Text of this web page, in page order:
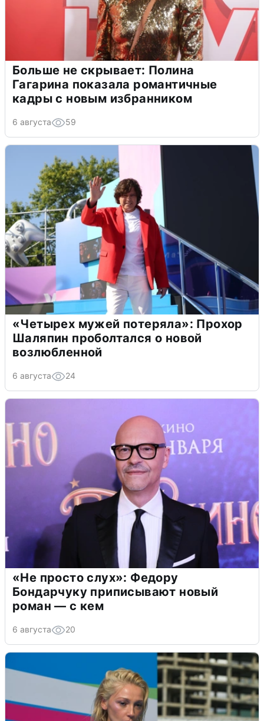
Больше не скрывает: Полина
Гагарина показала романтичные
кадры с новым избранником
6 августа 59
«Четырех мужей потеряла»: Прохор
Шаляпин проболтался о новой
возлюбленной
6 августа 24
«Не просто слух»: Федору
Бондарчуку приписывают новый
роман — с кем
6 августа 20